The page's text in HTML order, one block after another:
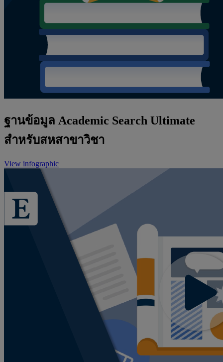
ฐานข้อมูล Academic Search Ultimate
สำหรับสหสาขาวิชา
View infographic